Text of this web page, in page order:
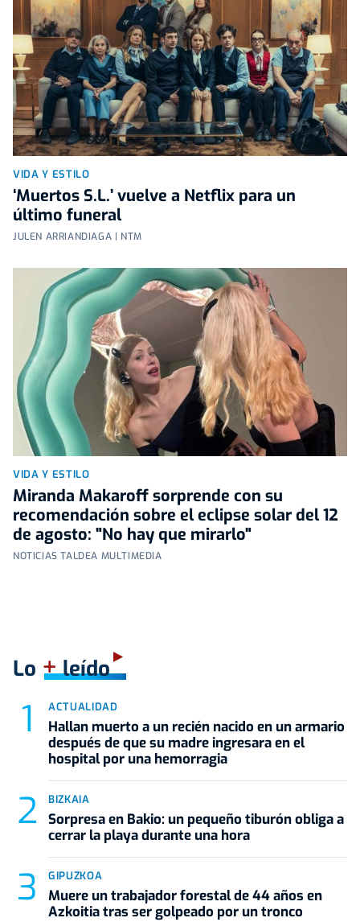
VIDA Y ESTILO
‘Muertos S.L.’ vuelve a Netflix para un
último funeral
JULEN ARRIANDIAGA | NTM
VIDA Y ESTILO
Miranda Makaroff sorprende con su
recomendación sobre el eclipse solar del 12
de agosto: "No hay que mirarlo"
NOTICIAS TALDEA MULTIMEDIA
Lo +leído
ACTUALIDAD
Hallan muerto a un recién nacido en un armario
después de que su madre ingresara en el
hospital por una hemorragia
BIZKAIA
Sorpresa en Bakio: un pequeño tiburón obliga a
cerrar la playa durante una hora
GIPUZKOA
Muere un trabajador forestal de 44 años en
Azkoitia tras ser golpeado por un tronco